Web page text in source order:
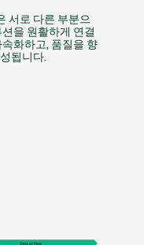
서로 다른 부분으
을 원활하게 연결
화하고, 품질을 향
됩니다.